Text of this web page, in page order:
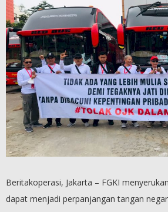
Beritakoperasi, Jakarta – FGKI
dapat menjadi perpanjangan tangan